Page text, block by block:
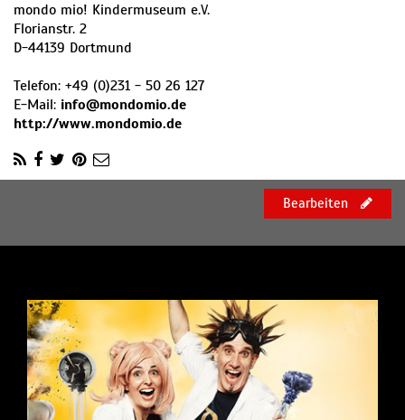
mondo mio! Kindermuseum e.V.
Florianstr. 2
D-44139 Dortmund
Telefon: +49 (0)231 - 50 26 127
E-Mail: info@mondomio.de
http://www.mondomio.de
Bearbeiten